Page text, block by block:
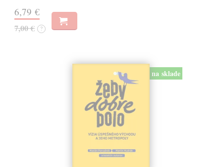
6,79 €
7,00 € ?
na sklade